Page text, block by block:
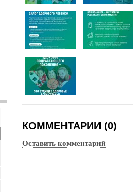
КОММЕНТАРИИ (0)
Оставить комментарий